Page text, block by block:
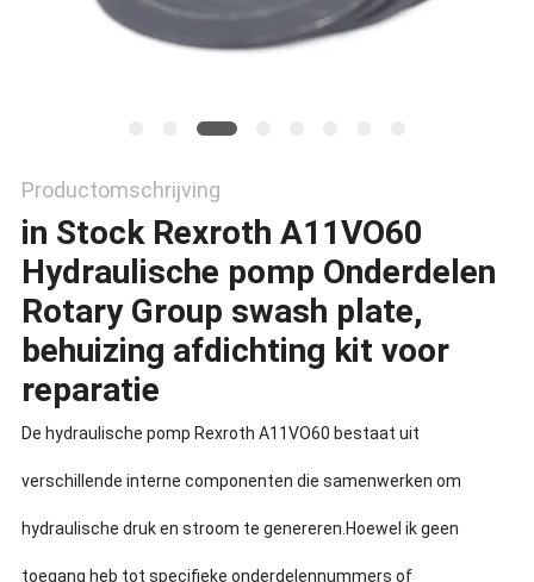
Productomschrijving
in Stock Rexroth A11VO60
Hydraulische pomp Onderdelen
Rotary Group swash plate,
behuizing afdichting kit voor
reparatie
De hydraulische pomp Rexroth A11VO60 bestaat uit
verschillende interne componenten die samenwerken om
hydraulische druk en stroom te genereren.Hoewel ik geen
toegang heb tot specifieke onderdelennummers of